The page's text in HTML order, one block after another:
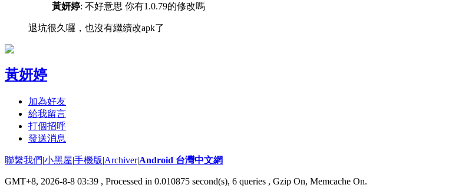
黃妍婷: 不好意思 你有1.0.79的修改嗎
退坑很久囉，也沒有繼續改apk了
黃妍婷
加為好友
給我留言
打個招呼
發送消息
聯繫我們|小黑屋|手機版|Archiver|Android 台灣中文網
GMT+8, 2026-8-8 03:39 , Processed in 0.010875 second(s), 6 queries , Gzip On, Memcache On.